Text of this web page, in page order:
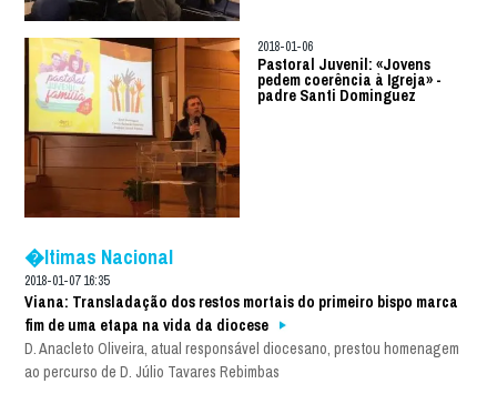
2018-01-06
Pastoral Juvenil: «Jovens
pedem coerência à Igreja» -
padre Santi Dominguez
�ltimas Nacional
2018-01-07 16:35
Viana: Transladação dos restos mortais do primeiro bispo marca
fim de uma etapa na vida da diocese
D. Anacleto Oliveira, atual responsável diocesano, prestou homenagem
ao percurso de D. Júlio Tavares Rebimbas